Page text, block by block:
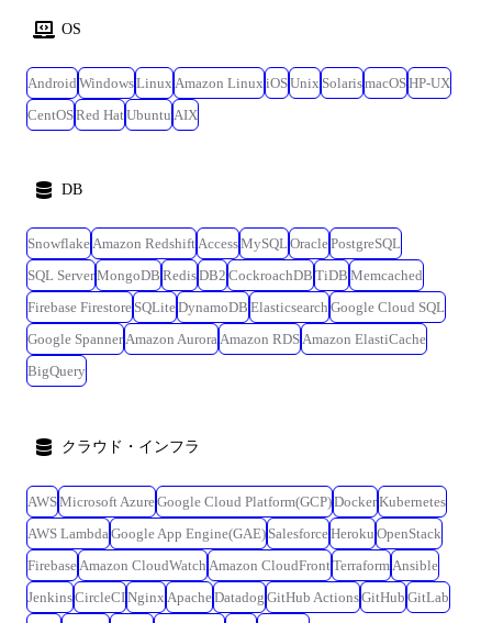
OS
Android WindowsLinux Amazon Linux iOSUnix SolarismacOSHP-UX
CentOSRed HatUbuntu AIX
DB
SnowflakeAmazon RedshiftAccessMySQL OraclePostgreSQL
SQL ServerMongoDB RedisDB2 CockroachDB TiDB Memcached
Firebase Firestore SQLiteDynamoDB Elasticsearch Google Cloud SQL
Google SpannerAmazon AuroraAmazon RDSAmazon ElastiCache
BigQuery
クラウド・インフラ
AWSMicrosoft AzureGoogle Cloud Platform(GCP)DockerKubernetes
AWS LambdaGoogle App Engine(GAE) SalesforceHeroku OpenStack
FirebaseAmazon CloudWatch Amazon CloudFrontTerraformAnsible
JenkinsCircleCINginx ApacheDatadog GitHub ActionsGitHub GitLab